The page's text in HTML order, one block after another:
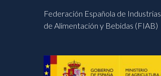
Federación Española de Industrias
de Alimentación y Bebidas (FIAB)